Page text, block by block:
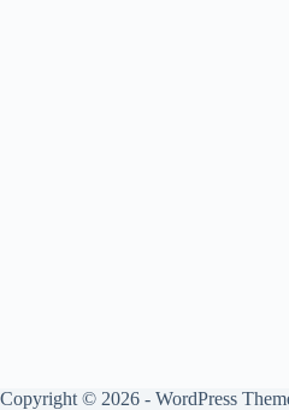
Copyright © 2026 - WordPress